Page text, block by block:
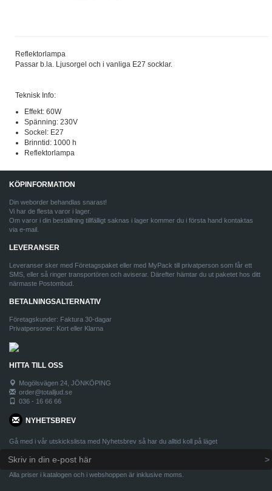
Reflektorlampa
Passar b.la. Ljusorgel och i vanliga E27 socklar.
Teknisk Info:
Effekt: 60W
Spänning: 230V
Sockel: E27
Brinntid: 1000 h
Reflektorlampa
KÖPINFORMATION
Din weborder behandlas snarast!
Vi har de flesta varor i lager.
Om varor i din beställning tillfälligt saknas i lager kommer du i första hand kontaktas
via e-mail.
LEVERANSER
Leveranser sker med Företagspaket eller med MyPack till privatperson som får ett
SMS, eller så ringer transportören och aviserar. Därefter hämtar du ut paketet hos ditt
närmaste Postombud.
BETALNINGSALTERNATIV
Företagskunder: Faktura 30-dagar
Privatpersoner: Kort eller Klarna
HITTA TILL OSS
Mogölsvägen 24, JÖNKÖPING
order@totalljud.se
036 - 16 66 66
NYHETSBREV
Gå med i vår utskickslista med Nyhetsbrev så har du alltid koll på läget
Alla priser i katalogen och i webshoppen är inklusive moms.